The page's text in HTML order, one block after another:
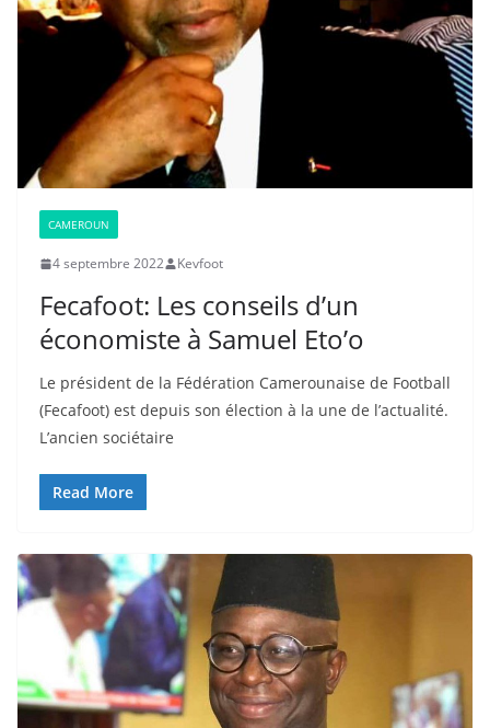
CAMEROUN
4 septembre 2022 Kevfoot
Fecafoot: Les conseils d’un
économiste à Samuel Eto’o
Le président de la Fédération Camerounaise de Football
(Fecafoot) est depuis son élection à la une de l’actualité.
L’ancien sociétaire
Read More